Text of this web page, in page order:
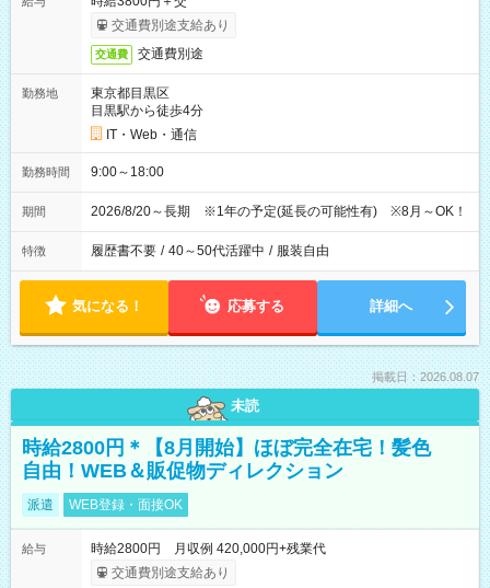
交通費別途支給あり
交通費 交通費別途
勤務地
東京都目黒区
目黒駅から徒歩4分
IT・Web・通信
勤務時間 9:00～18:00
期間 2026/8/20～長期 ※1年の予定(延長の可能性有) ※8月～OK！
特徴 履歴書不要 / 40～50代活躍中 / 服装自由
気になる！ 応募する 詳細へ
掲載日：2026.08.07
未読
時給2800円＊【8月開始】ほぼ完全在宅！髪色
自由！WEB＆販促物ディレクション
派遣 WEB登録・面接OK
給与
時給2800円 月収例 420,000円+残業代
交通費別途支給あり